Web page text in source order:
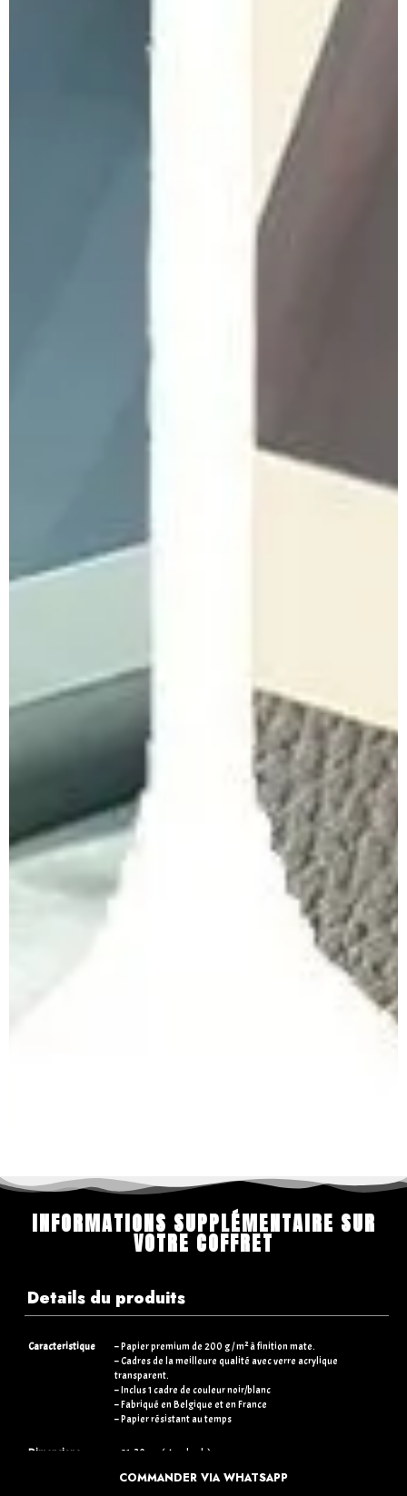
INFORMATIONS SUPPLÉMENTAIRE SUR
VOTRE COFFRET
Details du produits
Caracteristique
– Papier premium de 200 g / m² à finition mate.
– Cadres de la meilleure qualité avec verre acrylique
transparent.
– Inclus 1 cadre de couleur noir/blanc
– Fabriqué en Belgique et en France
– Papier résistant au temps
Dimensions
– 21×30 cm (standards)
– 50×70 cm (+15€)
COMMANDER VIA WHATSAPP